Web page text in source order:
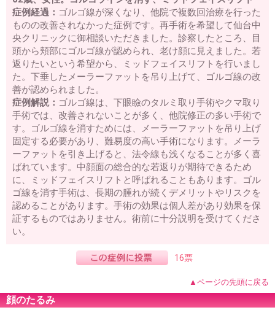
症例経過： ゴルゴ線が深くなり、他院で複数回治療を行った
ものの改善されなかった症例です。再手術を希望して仙台中
央クリニックに御相談いただきました。診察したところ、目
頭から頬部にゴルゴ線が認められ、老け顔に見えました。若
返りたいという希望から、ミッドフェイスリフトを行いまし
た。下垂したメーラーファットを吊り上げて、ゴルゴ線の改
善が認められました。
症例解説： ゴルゴ線は、下眼瞼のタルミ取り手術やクマ取り
手術では、改善されないことが多く、他院修正の多い手術で
す。ゴルゴ線を消すためには、メーラーファットを吊り上げ
固定する必要があり、難易度の高い手術になります。メーラ
ーファットを引き上げると、法令線も浅くなることが多く喜
ばれています。中顔面の総合的な若返りが期待できるため
に、ミッドフェイスリフトと呼ばれることもあります。ゴル
ゴ線を消す手術は、長期の腫れが続くデメリットやリスクを
認めることがあります。手術の効果は個人差があり効果を保
証するものではありません。術前に十分説明を受けてくださ
い。
16票
▲ページの先頭に戻る
顔のたるみ